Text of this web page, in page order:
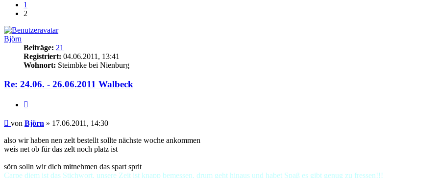
1
2
Björn
Beiträge: 21
Registriert: 04.06.2011, 13:41
Wohnort: Steimbke bei Nienburg
Re: 24.06. - 26.06.2011 Walbeck
Beitrag
von Björn » 17.06.2011, 14:30
also wir haben nen zelt bestellt sollte nächste woche ankommen
weis net ob für das zelt noch platz ist
sörn solln wir dich mitnehmen das spart sprit
Carpe diem ist das Stichwort, unsere Zeit ist knapp bemessen, drum geht hinaus und habet Spaß es gibt genug zu fressen!!!